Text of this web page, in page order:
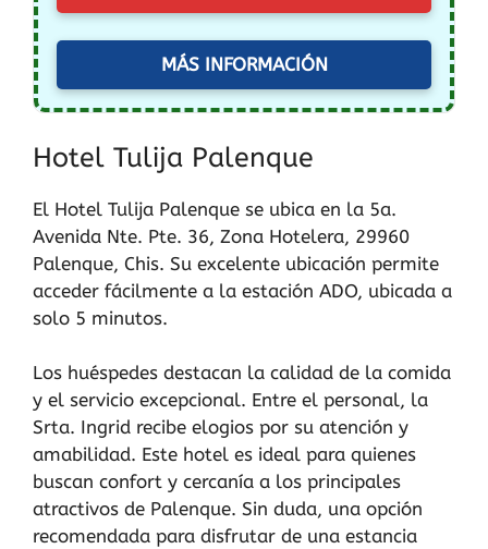
MÁS INFORMACIÓN
Hotel Tulija Palenque
El Hotel Tulija Palenque se ubica en la 5a.
Avenida Nte. Pte. 36, Zona Hotelera, 29960
Palenque, Chis. Su excelente ubicación permite
acceder fácilmente a la estación ADO, ubicada a
solo 5 minutos.
Los huéspedes destacan la calidad de la comida
y el servicio excepcional. Entre el personal, la
Srta. Ingrid recibe elogios por su atención y
amabilidad. Este hotel es ideal para quienes
buscan confort y cercanía a los principales
atractivos de Palenque. Sin duda, una opción
recomendada para disfrutar de una estancia